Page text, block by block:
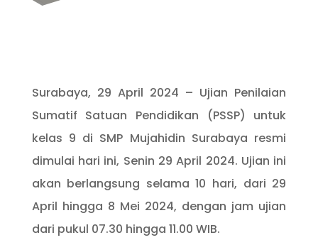
Surabaya, 29 April 2024 – Ujian Penilaian
Sumatif Satuan Pendidikan (PSSP) untuk
kelas 9 di SMP Mujahidin Surabaya resmi
dimulai hari ini, Senin 29 April 2024. Ujian ini
akan berlangsung selama 10 hari, dari 29
April hingga 8 Mei 2024, dengan jam ujian
dari pukul 07.30 hingga 11.00 WIB.